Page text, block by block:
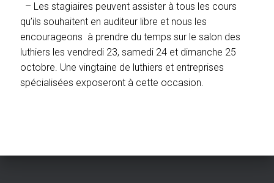
– Les stagiaires peuvent assister à tous les cours
qu’ils souhaitent en auditeur libre et nous les
encourageons à prendre du temps sur le salon des
luthiers les vendredi 23, samedi 24 et dimanche 25
octobre. Une vingtaine de luthiers et entreprises
spécialisées exposeront à cette occasion.